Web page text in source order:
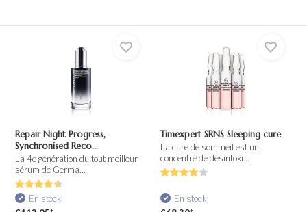
Repair Night Progress,
Synchronised Reco...
La 4e génération du tout meilleur
sérum de Germa...
En stock
Timexpert SRNS Sleeping cure
La cure de sommeil est un
concentré de désintoxi...
En stock